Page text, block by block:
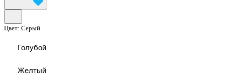
Цвет: Серый
Голубой
Желтый